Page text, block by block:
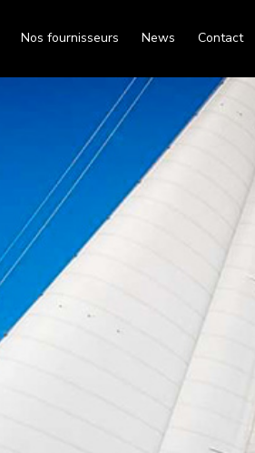
Nos fournisseurs News Contact